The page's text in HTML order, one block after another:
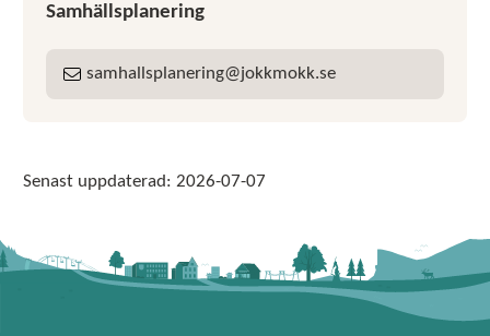
Samhällsplanering
samhallsplanering jokkmokk se
Senast uppdaterad: 2026-07-07